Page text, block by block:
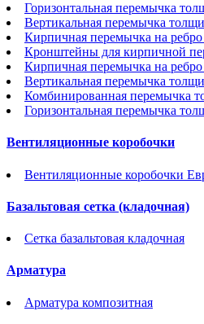
Горизонтальная перемычка
Вертикальная перемычка
Кирпичная перемычка на
Кронштейны для кирпичной
Кирпичная перемычка на
Вертикальная перемычка
Комбинированная перемычка
Горизонтальная перемычка
Вентиляционные коробочки
Вентиляционные коробочки
Базальтовая сетка (кладочная)
Сетка базальтовая кладочная
Арматура
Арматура композитная